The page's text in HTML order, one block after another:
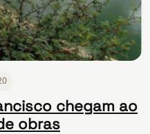
chegam ao
obras